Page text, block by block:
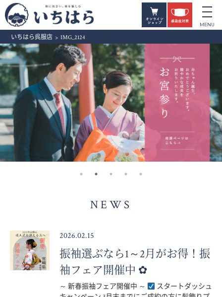
いちはら呉服店 > IMG_2124
NEWS
2026.02.15
振袖選ぶなら1～2月がお得！振
袖フェア開催中 ✿
～ 新春振袖フェア開催中 ～
スタートダッシュ